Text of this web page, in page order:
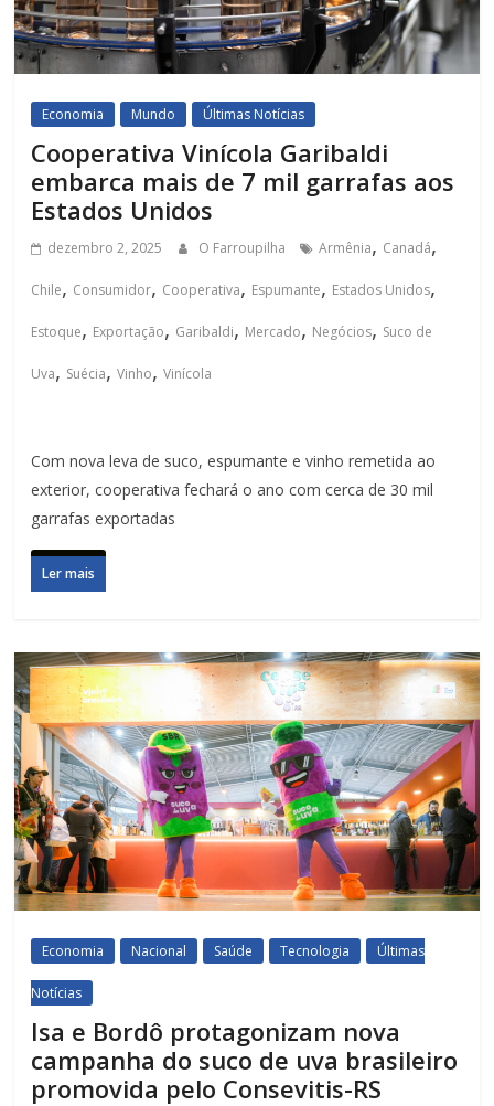
Economia Mundo Últimas Notícias
Cooperativa Vinícola Garibaldi
embarca mais de 7 mil garrafas aos
Estados Unidos
dezembro 2, 2025 O Farroupilha Armênia, Canadá,
Chile, Consumidor, Cooperativa, Espumante, Estados Unidos,
Estoque, Exportação, Garibaldi, Mercado, Negócios, Suco de
Uva, Suécia,Vinho,Vinícola
Com nova leva de suco, espumante e vinho remetida ao
exterior, cooperativa fechará o ano com cerca de 30 mil
garrafas exportadas
Ler mais
Economia Nacional Saúde Tecnologia Últimas
Notícias
Isa e Bordô protagonizam nova
campanha do suco de uva brasileiro
promovida pelo Consevitis-RS